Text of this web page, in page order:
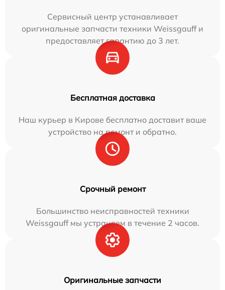
Сервисный центр устанавливает
оригинальные запчасти техники Weissgauff и
предоставляет гарантию до 3 лет.
Бесплатная доставка
Наш курьер в Кирове бесплатно доставит ваше
устройство на ремонт и обратно.
Срочный ремонт
Большинство неисправностей техники
Weissgauff мы устраняем в течение 2 часов.
Оригинальные запчасти